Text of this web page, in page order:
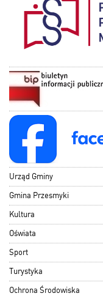
Urząd Gminy
Gmina Przesmyki
Kultura
Oświata
Sport
Turystyka
Ochrona Środowiska